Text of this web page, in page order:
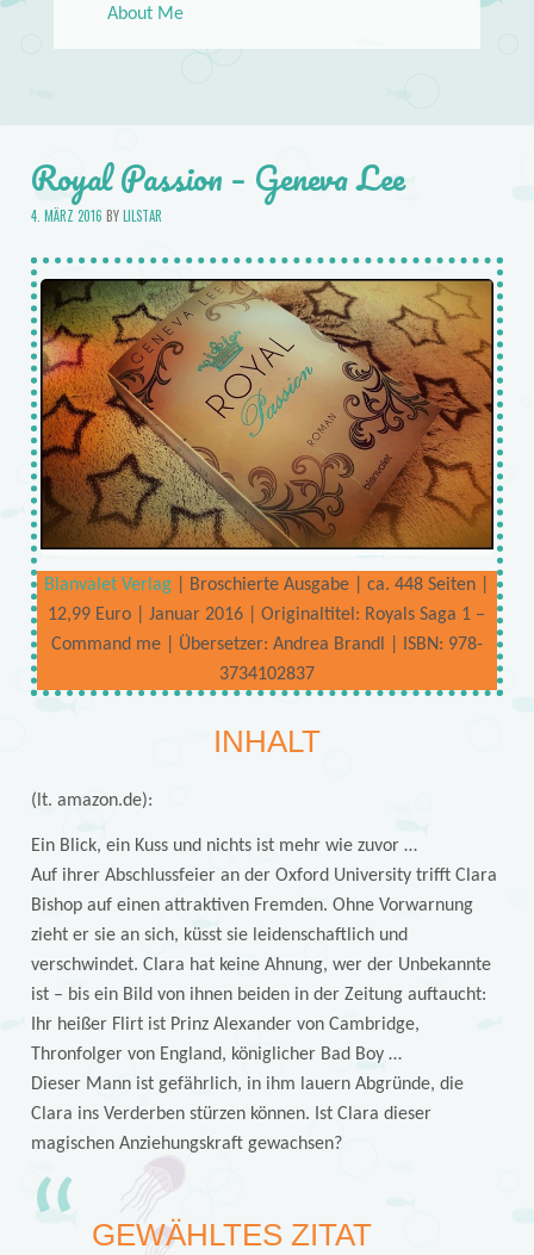
About Me
Royal Passion – Geneva Lee
4. MÄRZ 2016 BYLILSTAR
Blanvalet Verlag | Broschierte Ausgabe | ca. 448 Seiten |
12,99 Euro | Januar 2016 | Originaltitel: Royals Saga 1 –
Command me | Übersetzer: Andrea Brandl | ISBN: 978-
3734102837
INHALT
(lt. amazon.de):
Ein Blick, ein Kuss und nichts ist mehr wie zuvor …
Auf ihrer Abschlussfeier an der Oxford University trifft Clara
Bishop auf einen attraktiven Fremden. Ohne Vorwarnung
zieht er sie an sich, küsst sie leidenschaftlich und
verschwindet. Clara hat keine Ahnung, wer der Unbekannte
ist – bis ein Bild von ihnen beiden in der Zeitung auftaucht:
Ihr heißer Flirt ist Prinz Alexander von Cambridge,
Thronfolger von England, königlicher Bad Boy …
Dieser Mann ist gefährlich, in ihm lauern Abgründe, die
Clara ins Verderben stürzen können. Ist Clara dieser
magischen Anziehungskraft gewachsen?
GEWÄHLTES ZITAT